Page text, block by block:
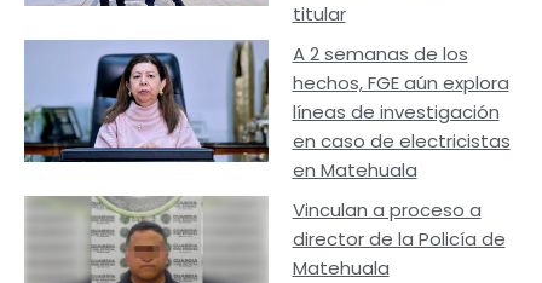
titular
A 2 semanas de los
hechos, FGE aún explora
líneas de investigación
en caso de electricistas
en Matehuala
Vinculan a proceso a
director de la Policía de
Matehuala